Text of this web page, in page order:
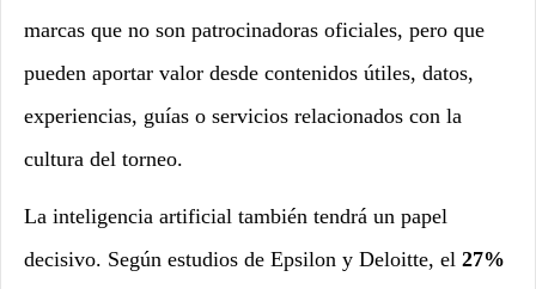
marcas que no son patrocinadoras oficiales, pero que
pueden aportar valor desde contenidos útiles, datos,
experiencias, guías o servicios relacionados con la
cultura del torneo.
La inteligencia artificial también tendrá un papel
decisivo. Según estudios de Epsilon y Deloitte, el 27%